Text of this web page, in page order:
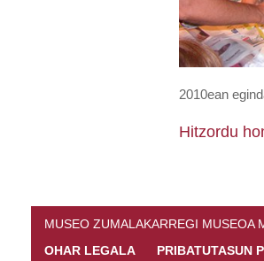
2010ean
Hitzordu
MUSEO ZUMALAKARREGI
OHAR LEGALA
PRIBATUTASUN